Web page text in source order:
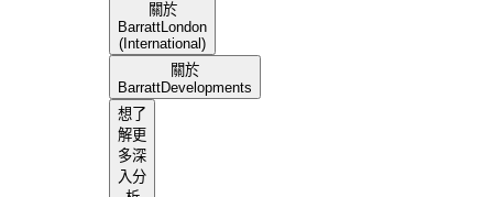
關於
BarrattLondon
(International)
關於
BarrattDevelopments
想了
解更
多深
入分